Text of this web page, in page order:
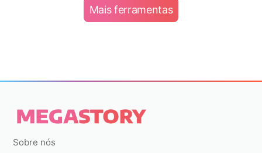
Mais ferramentas
Sobre nós